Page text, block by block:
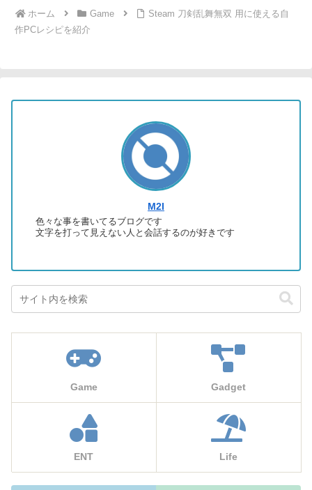
ホーム Game
Steam 刀剣乱舞無双 用に使える自
作PCレシピを紹介
M2I
色々な事を書いてるブログです
文字を打って見えない人と会話するのが好きです
Game Gadget
ENT Life